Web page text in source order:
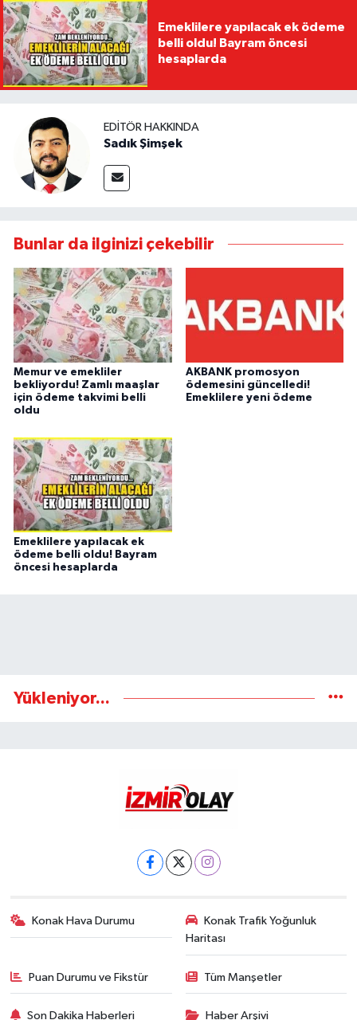
Emeklilere yapılacak ek ödeme
belli oldu! Bayram öncesi
hesaplarda
EDITÖR HAKKINDA
Sadık Şimşek
Bunlar da ilginizi çekebilir
Memur ve emekliler
bekliyordu! Zamlı maaşlar
için ödeme takvimi belli
oldu
AKBANK promosyon
ödemesini güncelledi!
Emeklilere yeni ödeme
Emeklilere yapılacak ek
ödeme belli oldu! Bayram
öncesi hesaplarda
Yükleniyor...
Konak Hava Durumu
Konak Trafik Yoğunluk
Haritası
Puan Durumu ve Fikstür Tüm Manşetler
Son Dakika Haberleri Haber Arşivi